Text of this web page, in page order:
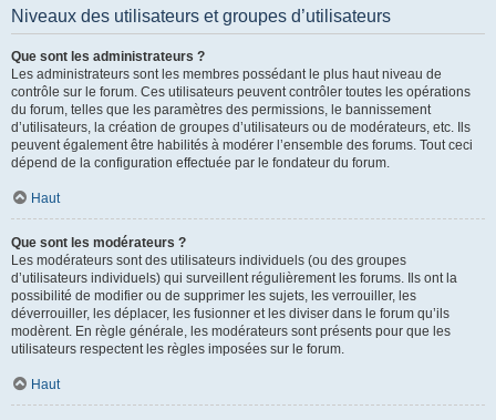
Niveaux des utilisateurs et groupes d’utilisateurs
Que sont les administrateurs ?
Les administrateurs sont les membres possédant le plus haut niveau de
contrôle sur le forum. Ces utilisateurs peuvent contrôler toutes les opérations
du forum, telles que les paramètres des permissions, le bannissement
d’utilisateurs, la création de groupes d’utilisateurs ou de modérateurs, etc. Ils
peuvent également être habilités à modérer l’ensemble des forums. Tout ceci
dépend de la configuration effectuée par le fondateur du forum.
Haut
Que sont les modérateurs ?
Les modérateurs sont des utilisateurs individuels (ou des groupes
d’utilisateurs individuels) qui surveillent régulièrement les forums. Ils ont la
possibilité de modifier ou de supprimer les sujets, les verrouiller, les
déverrouiller, les déplacer, les fusionner et les diviser dans le forum qu’ils
modèrent. En règle générale, les modérateurs sont présents pour que les
utilisateurs respectent les règles imposées sur le forum.
Haut